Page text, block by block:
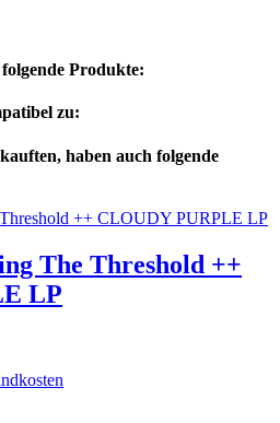
Produkte:
zu:
haben auch folgende
The Threshold ++
LP